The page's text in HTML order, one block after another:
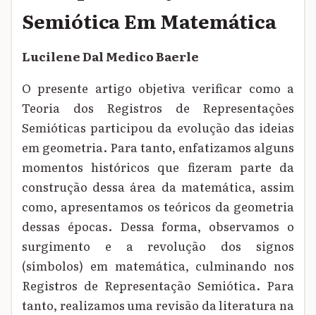
Semiótica Em Matemática
Lucilene Dal Medico Baerle
O presente artigo objetiva verificar como a
Teoria dos Registros de Representações
Semióticas participou da evolução das ideias
em geometria. Para tanto, enfatizamos alguns
momentos históricos que fizeram parte da
construção dessa área da matemática, assim
como, apresentamos os teóricos da geometria
dessas épocas. Dessa forma, observamos o
surgimento e a revolução dos signos
(símbolos) em matemática, culminando nos
Registros de Representação Semiótica. Para
tanto, realizamos uma revisão da literatura na